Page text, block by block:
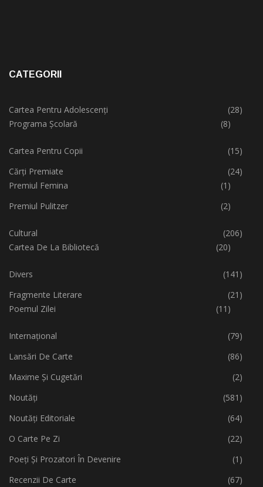
CATEGORII
Cartea Pentru Adolescenți
(28)
Programa Școlară
(8)
Cartea Pentru Copii
(15)
Cărți Premiate
(24)
Premiul Femina
(1)
Premiul Pulitzer
(2)
Cultural
(206)
Cartea De La Bibliotecă
(20)
Divers
(141)
Fragmente Literare
(21)
Poemul Zilei
(11)
Internațional
(79)
Lansări De Carte
(86)
Maxime Și Cugetări
(2)
Noutăți
(581)
Noutăți Editoriale
(64)
O Carte Pe Zi
(22)
Poeți Și Prozatori În Devenire
(1)
Recenzii De Carte
(67)